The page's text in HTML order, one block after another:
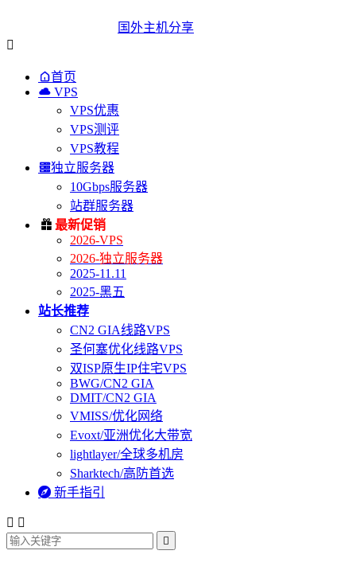
国外主机分享

首页
 VPS
VPS优惠
VPS测评
VPS教程
独立服务器
10Gbps服务器
站群服务器
 最新促销
2026-VPS
2026-独立服务器
2025-11.11
2025-黑五
站长推荐
CN2 GIA线路VPS
圣何塞优化线路VPS
双ISP原生IP住宅VPS
BWG/CN2 GIA
DMIT/CN2 GIA
VMISS/优化网络
Evoxt/亚洲优化大带宽
lightlayer/全球多机房
Sharktech/高防首选
 新手指引
 
